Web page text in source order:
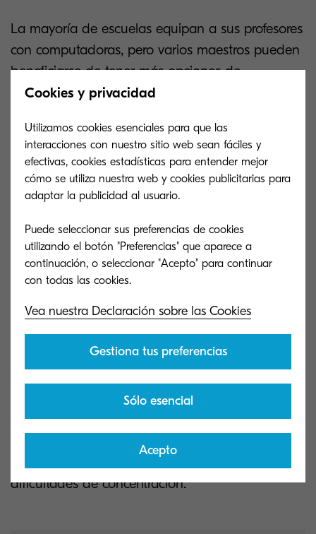
La mayoría de escuelas equipan a sus profesores
con computadoras, pero varios maestros pueden
beneficiarse de tener más opciones de
dispositivos.
Tener un smartphone o tablet a la mano
se pueda checar información y actualizaciones
mientras trabajan en las aulas, podría reducir el
tiempo de papeleo. Además, mejora la toma de
los estudiantes.
Invierte en tecnología de
aprendizaje
permite a los profesores a experimentar con
distintos métodos pedagógicos.
El contenido en video que contiene
ayuda a los estudiantes con
dificultades de concentración.
Cookies y privacidad
Utilizamos cookies esenciales para que las
interacciones con nuestro sitio web sean fáciles y
efectivas, cookies estadísticas para entender mejor
cómo se utiliza nuestra web y cookies publicitarias para
adaptar la publicidad al usuario.
Puede seleccionar sus preferencias de cookies
utilizando el botón "Preferencias" que aparece a
continuación, o seleccionar "Acepto" para continuar
Vea nuestra Declaración sobre las Cookies
Gestiona tus preferencias
Sólo esencial
Acepto